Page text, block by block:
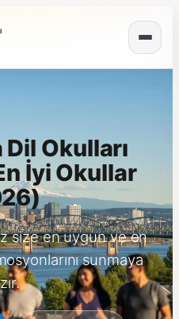
Okulları
İyi Okullar
size en uygun ve en
sunmaya